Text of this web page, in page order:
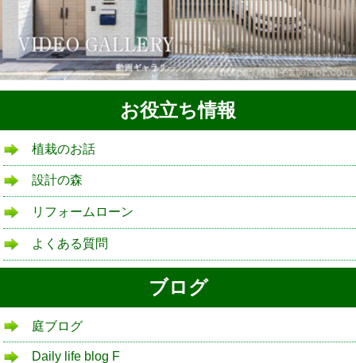
お役立ち情報
植栽のお話
設計の森
リフォームローン
よくある質問
ブログ
庭ブログ
Daily life blog F